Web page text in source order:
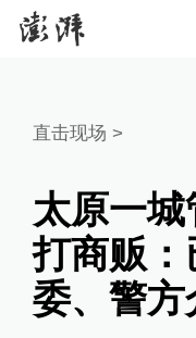
直击现场 >
太原一
打商贩：
委、警方